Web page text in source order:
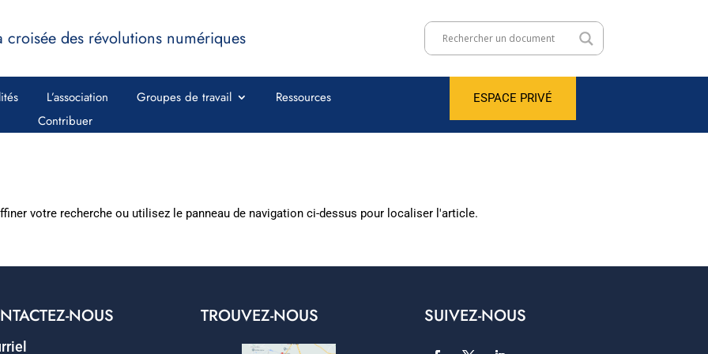
croisée des révolutions numériques
L’association Groupes de travail
Ressources
Contribuer
ESPACE PRIVÉ
votre recherche ou utilisez le panneau de navigation ci-dessus pour localiser l'article.
NOUS TROUVEZ-NOUS SUIVEZ-NOUS